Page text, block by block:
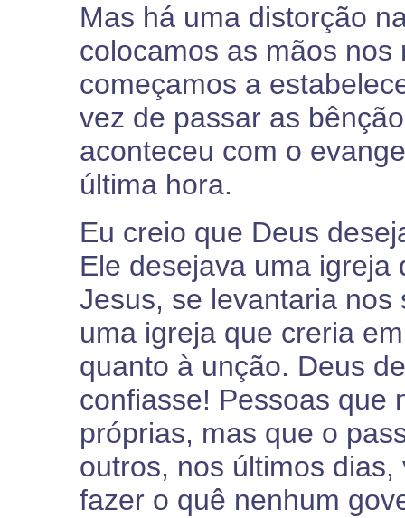
Mas há uma distorção
colocamos as mãos
começamos a
vez de passar as
aconteceu com o
última hora.
Eu creio que Deus
Ele desejava uma
Jesus, se levantaria
uma igreja que creria
quanto à unção. Deus
confiasse! Pessoas que
próprias, mas que o
outros, nos últimos
fazer o quê nenhum